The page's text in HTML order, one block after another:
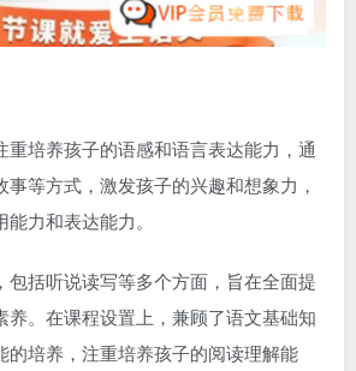
重培养孩子的语感和语言表达能力，通
等方式，激发孩子的兴趣和想象力，
力和表达能力。
包括听说读写等多个方面，旨在全面提
养。在课程设置上，兼顾了语文基础知
的培养，注重培养孩子的阅读理解能